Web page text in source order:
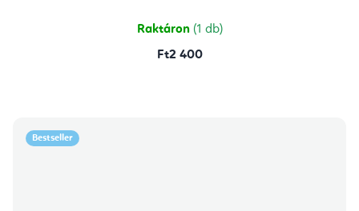
Raktáron (1 db)
Ft2 400
Bestseller